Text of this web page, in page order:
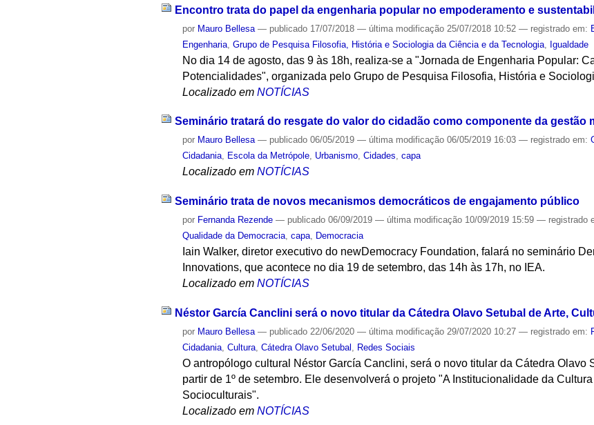
Encontro trata do papel da engenharia popular no empoderamento e
por Mauro Bellesa — publicado 17/07/2018— última modificação 25/07/2018 10:52— registrado em:
Engenharia ,Grupo de Pesquisa Filosofia, História e Sociologia da Ciência e da Tecnologia Igualdade
No dia 14 de agosto, das 9 às 18h, realiza-se a "Jornada de Engenharia Popular:
Potencialidades", organizada pelo Grupo de Pesquisa Filosofia, História e
Localizado em NOTÍCIAS
Seminário tratará do resgate do valor do cidadão como componente da gestão
por Mauro Bellesa — publicado 06/05/2019— última modificação 06/05/2019 16:03— registrado em:
Cidadania, Escola da Metrópole, Urbanismo,Cidades,capa
Localizado em NOTÍCIAS
Seminário trata de novos mecanismos democráticos de engajamento público
por Fernanda Rezende — publicado 06/09/2019— última modificação 10/09/2019 15:59— registrado
Qualidade da Democracia ,capa Democracia
Iain Walker, diretor executivo do newDemocracy Foundation, falará no seminário
Innovations, que acontece no dia 19 de setembro, das 14h às 17h, no IEA.
Localizado em NOTÍCIAS
Néstor García Canclini será o novo titular da Cátedra Olavo Setubal de Arte,
por Mauro Bellesa — publicado 22/06/2020— última modificação 29/07/2020 10:27— registrado em:
Cidadania ,Cultura ,Cátedra Olavo Setubal Redes Sociais
O antropólogo cultural Néstor García Canclini, será o novo titular da Cátedra Olavo
partir de 1º de setembro. Ele desenvolverá o projeto "A Institucionalidade da
Socioculturais".
Localizado em NOTÍCIAS